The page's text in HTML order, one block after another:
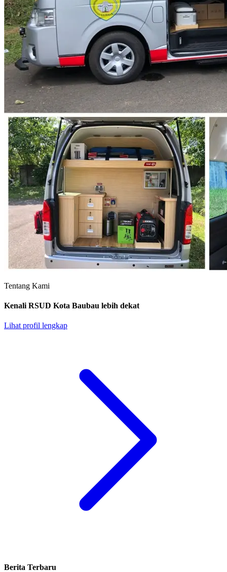
Tentang Kami
Kenali RSUD Kota Baubau lebih dekat
Lihat profil lengkap
Berita Terbaru